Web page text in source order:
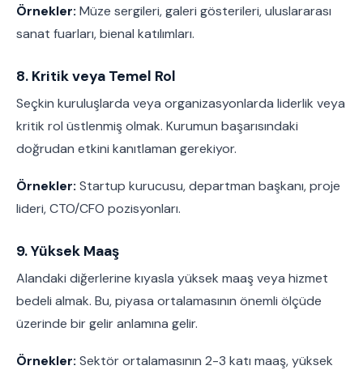
Örnekler: Müze sergileri, galeri gösterileri, uluslararası
sanat fuarları, bienal katılımları.
8. Kritik veya Temel Rol
Seçkin kuruluşlarda veya organizasyonlarda liderlik veya
kritik rol üstlenmiş olmak. Kurumun başarısındaki
doğrudan etkini kanıtlaman gerekiyor.
Örnekler: Startup kurucusu, departman başkanı, proje
lideri, CTO/CFO pozisyonları.
9. Yüksek Maaş
Alandaki diğerlerine kıyasla yüksek maaş veya hizmet
bedeli almak. Bu, piyasa ortalamasının önemli ölçüde
üzerinde bir gelir anlamına gelir.
Örnekler: Sektör ortalamasının 2-3 katı maaş, yüksek